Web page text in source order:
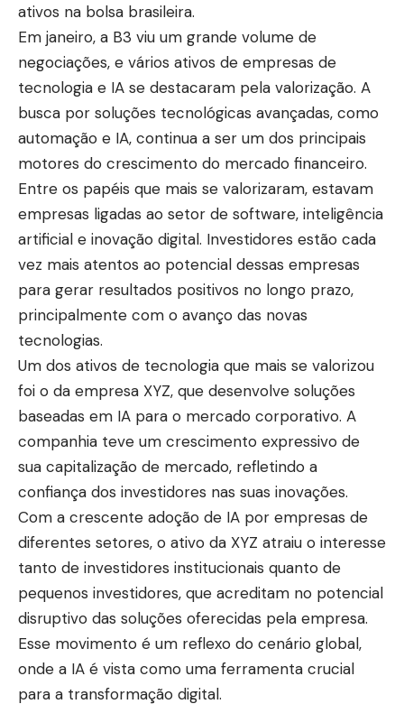
ativos na bolsa brasileira.
Em janeiro, a B3 viu um grande volume de
negociações, e vários ativos de empresas de
tecnologia e IA se destacaram pela valorização. A
busca por soluções tecnológicas avançadas, como
automação e IA, continua a ser um dos principais
motores do crescimento do mercado financeiro.
Entre os papéis que mais se valorizaram, estavam
empresas ligadas ao setor de software, inteligência
artificial e inovação digital. Investidores estão cada
vez mais atentos ao potencial dessas empresas
para gerar resultados positivos no longo prazo,
principalmente com o avanço das novas
tecnologias.
Um dos ativos de tecnologia que mais se valorizou
foi o da empresa XYZ, que desenvolve soluções
baseadas em IA para o mercado corporativo. A
companhia teve um crescimento expressivo de
sua capitalização de mercado, refletindo a
confiança dos investidores nas suas inovações.
Com a crescente adoção de IA por empresas de
diferentes setores, o ativo da XYZ atraiu o interesse
tanto de investidores institucionais quanto de
pequenos investidores, que acreditam no potencial
disruptivo das soluções oferecidas pela empresa.
Esse movimento é um reflexo do cenário global,
onde a IA é vista como uma ferramenta crucial
para a transformação digital.